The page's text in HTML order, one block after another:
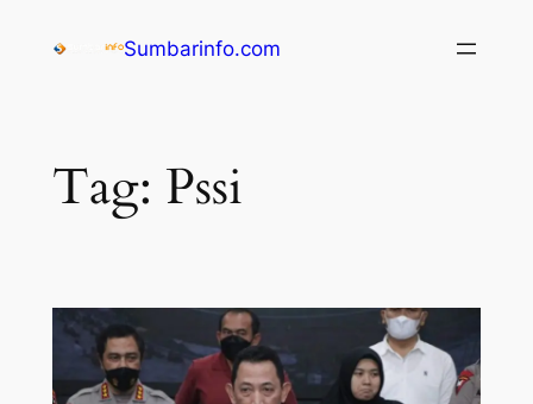
Sumbarinfo.com
Tag: Pssi